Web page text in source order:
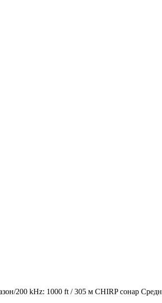
200 kHz: 1000 ft / 305 м CHIRP сонар